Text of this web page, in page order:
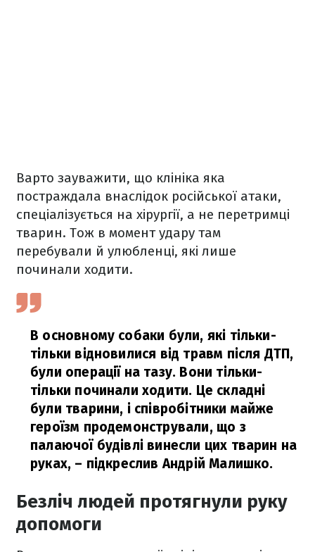
Варто зауважити, що клініка яка
постраждала внаслідок російської атаки,
спеціалізується на хірургії, а не перетримці
тварин. Тож в момент удару там
перебували й улюбленці, які лише
починали ходити.
В основному собаки були, які тільки-
тільки відновилися від травм після ДТП,
були операції на тазу. Вони тільки-
тільки починали ходити. Це складні
були тварини, і співробітники майже
героїзм продемонстрували, що з
палаючої будівлі винесли цих тварин на
руках, – підкреслив Андрій Малишко.
Безліч людей протягнули руку
допомоги